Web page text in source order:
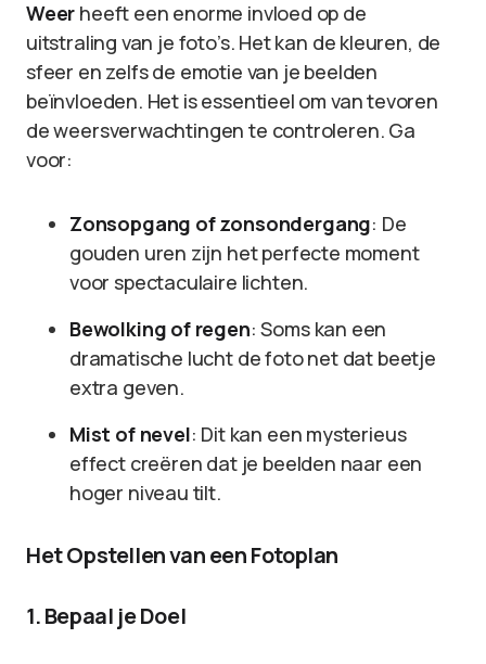
Weer heeft een enorme invloed op de
uitstraling van je foto’s. Het kan de kleuren, de
sfeer en zelfs de emotie van je beelden
beïnvloeden. Het is essentieel om van tevoren
de weersverwachtingen te controleren. Ga
voor:
Zonsopgang of zonsondergang: De
gouden uren zijn het perfecte moment
voor spectaculaire lichten.
Bewolking of regen: Soms kan een
dramatische lucht de foto net dat beetje
extra geven.
Mist of nevel: Dit kan een mysterieus
effect creëren dat je beelden naar een
hoger niveau tilt.
Het Opstellen van een Fotoplan
1. Bepaal je Doel